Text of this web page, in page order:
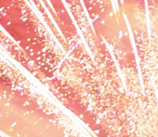
ペ
ー
ジ
の
先
頭
で
す
メ
ニ
ュ
ー
を
飛
ば
し